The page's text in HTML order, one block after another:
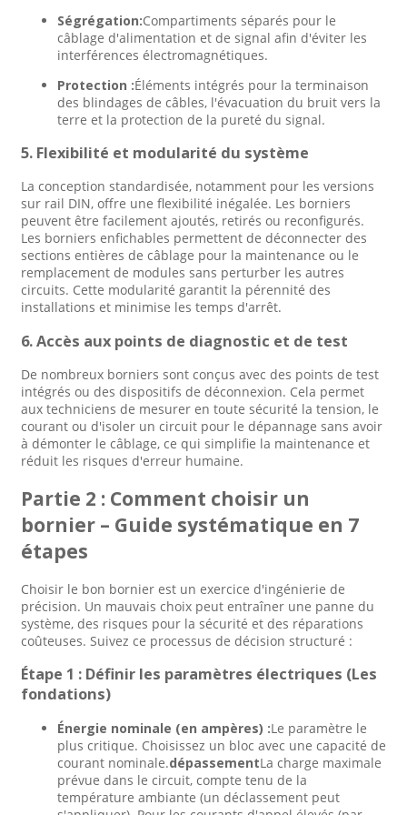
Ségrégation:Compartiments séparés pour le
câblage d'alimentation et de signal afin d'éviter les
interférences électromagnétiques.
Protection :Éléments intégrés pour la terminaison
des blindages de câbles, l'évacuation du bruit vers la
terre et la protection de la pureté du signal.
5. Flexibilité et modularité du système
La conception standardisée, notamment pour les versions
sur rail DIN, offre une flexibilité inégalée. Les borniers
peuvent être facilement ajoutés, retirés ou reconfigurés.
Les borniers enfichables permettent de déconnecter des
sections entières de câblage pour la maintenance ou le
remplacement de modules sans perturber les autres
circuits. Cette modularité garantit la pérennité des
installations et minimise les temps d'arrêt.
6. Accès aux points de diagnostic et de test
De nombreux borniers sont conçus avec des points de test
intégrés ou des dispositifs de déconnexion. Cela permet
aux techniciens de mesurer en toute sécurité la tension, le
courant ou d'isoler un circuit pour le dépannage sans avoir
à démonter le câblage, ce qui simplifie la maintenance et
réduit les risques d'erreur humaine.
Partie 2 : Comment choisir un
bornier – Guide systématique en 7
étapes
Choisir le bon bornier est un exercice d'ingénierie de
précision. Un mauvais choix peut entraîner une panne du
système, des risques pour la sécurité et des réparations
coûteuses. Suivez ce processus de décision structuré :
Étape 1 : Définir les paramètres électriques (Les
fondations)
Énergie nominale (en ampères) :Le paramètre le
plus critique. Choisissez un bloc avec une capacité de
courant nominale.dépassementLa charge maximale
prévue dans le circuit, compte tenu de la
température ambiante (un déclassement peut